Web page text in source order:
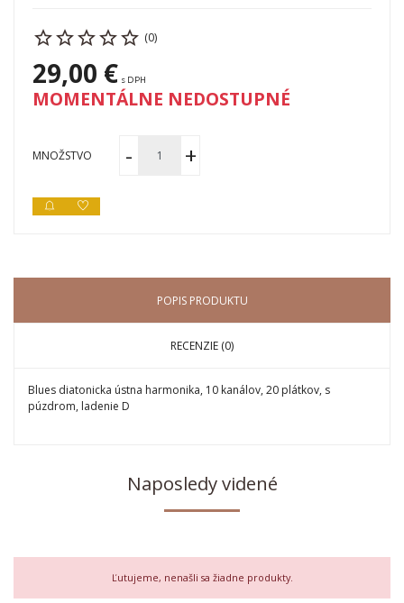
(0)
29,00 € s DPH
MOMENTÁLNE NEDOSTUPNÉ
MNOŽSTVO
POPIS PRODUKTU
RECENZIE (0)
Blues diatonicka ústna harmonika, 10 kanálov, 20 plátkov, s
púzdrom, ladenie D
Naposledy videné
Ľutujeme, nenašli sa žiadne produkty.